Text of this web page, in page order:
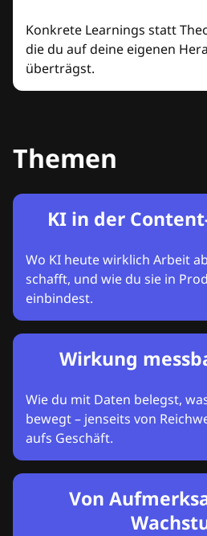
Konkrete Learnings statt
die du auf deine eigenen
überträgst.
Themen
KI in der
Wo KI heute wirklich Arbeit
schafft, und wie du sie in
einbindest.
Wirkung
Wie du mit Daten belegst,
bewegt – jenseits von
aufs Geschäft.
Von